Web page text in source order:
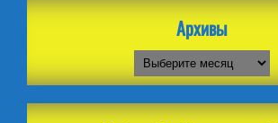
Архивы
Архивы